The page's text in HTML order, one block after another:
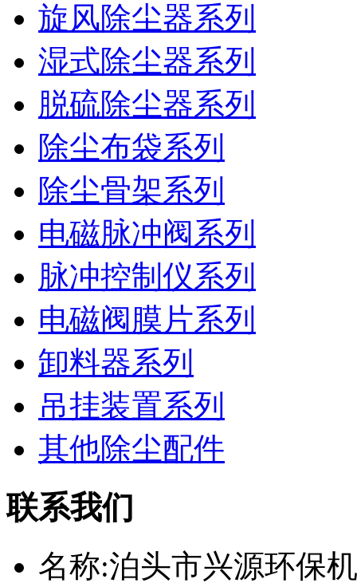
旋风除尘器系列
湿式除尘器系列
脱硫除尘器系列
除尘布袋系列
除尘骨架系列
电磁脉冲阀系列
脉冲控制仪系列
电磁阀膜片系列
卸料器系列
吊挂装置系列
其他除尘配件
联系我们
名称:泊头市兴源环保